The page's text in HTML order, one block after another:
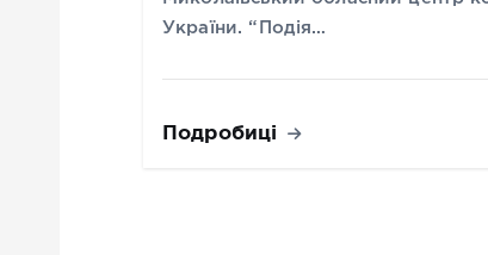
України. “Подія…
Подробиці